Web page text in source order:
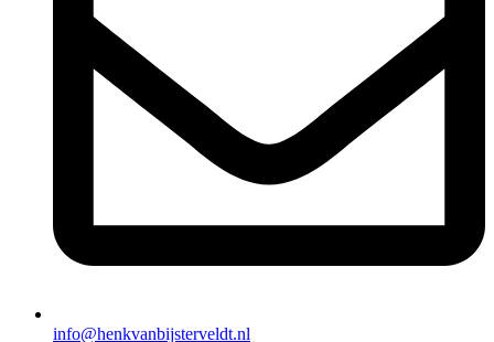
info@henkvanbijsterveldt.nl